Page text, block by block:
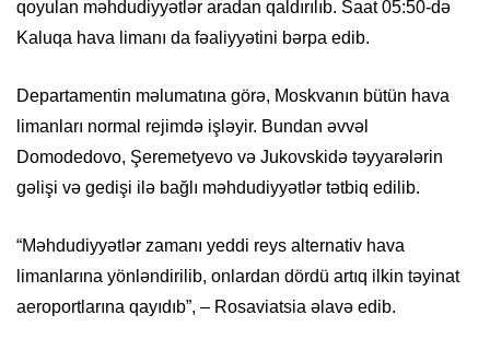
qoyulan məhdudiyyətlər aradan qaldırılıb. Saat 05:50-də
Kaluqa hava limanı da fəaliyyətini bərpa edib.
Departamentin məlumatına görə, Moskvanın bütün hava
limanları normal rejimdə işləyir. Bundan əvvəl
Domodedovo, Şeremetyevo və Jukovskidə təyyarələrin
gəlişi və gedişi ilə bağlı məhdudiyyətlər tətbiq edilib.
“Məhdudiyyətlər zamanı yeddi reys alternativ hava
limanlarına yönləndirilib, onlardan dördü artıq ilkin təyinat
aeroportlarına qayıdıb”, – Rosaviatsia əlavə edib.